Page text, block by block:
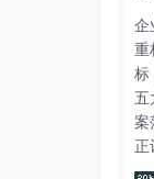
该
(
企
重
标
案
正
业